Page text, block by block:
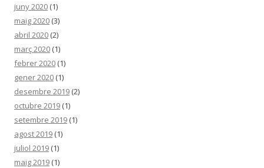
juny 2020 (1)
maig 2020 (3)
abril 2020 (2)
març 2020 (1)
febrer 2020 (1)
gener 2020 (1)
desembre 2019 (2)
octubre 2019 (1)
setembre 2019 (1)
agost 2019 (1)
juliol 2019 (1)
maig 2019 (1)